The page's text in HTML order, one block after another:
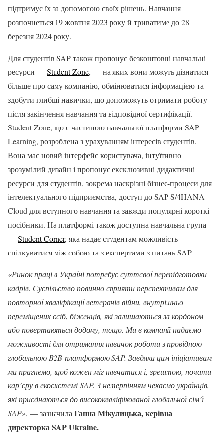
підтримує їх за допомогою своїх рішень. Навчання
розпочнеться 19 жовтня 2023 року й триватиме до 28
березня 2024 року.
Для студентів SAP також пропонує безкоштовні навчальні
ресурси —Student Zone, — на яких вони можуть дізнатися
більше про саму компанію, обмінюватися інформацією та
здобути глибші навички, що допоможуть отримати роботу
після закінчення навчання та відповідної сертифікації.
Student Zone, що є частиною навчальної платформи SAP
Learning, розроблена з урахуванням інтересів студентів.
Вона має новий інтерфейс користувача, інтуїтивно
зрозумілий дизайн і пропонує ексклюзивні дидактичні
ресурси для студентів, зокрема наскрізні бізнес-процеси для
інтелектуального підприємства, доступ до SAP S/4HANA
Cloud для вступного навчання та завжди популярні короткі
посібники. На платформі також доступна навчальна група
—Student Corner, яка надає студентам можливість
спілкуватися між собою та з експертами з питань SAP.
«Ринок праці в Україніпотребує суттєвої перепідготовки
кадрів. Суспільство повинно сприяти перспективам для
повторної кваліфікації ветеранів війни, внутрішньо
переміщених осіб, біженців, які залишаються за кордоном
або повертаються додому, тощо. Ми в компанії надаємо
можливості для отримання навичок роботи з провідною
глобальною B2B-платформою SAP. Завдяки цим ініціативам
ми прагнемо, щоб кожен міг навчатися і, зрештою, почати
кар’єру в екосистемі SAP. З нетерпінням чекаємо українців,
які приєднаються до висококваліфікованої глобальної сім’ї
SAP», — зазначила Ганна Мікулицька, керівна
директоркаSAPUkraine.